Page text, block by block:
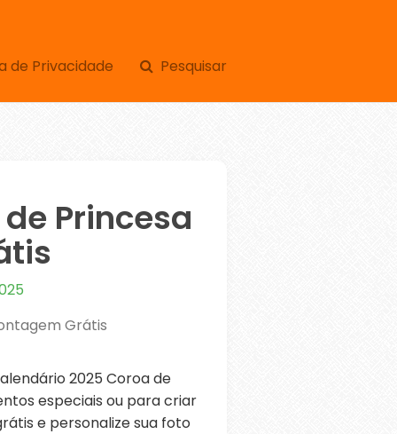
de Privacidade Pesquisar
Princesa
Grátis
2025 Coroa de
especiais ou para criar
e personalize sua foto